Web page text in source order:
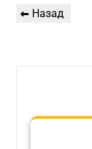
по
Предыдущая
Назад